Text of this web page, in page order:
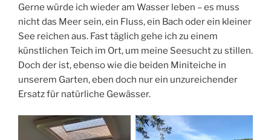
Gerne würde ich wieder am Wasser leben – es muss
nicht das Meer sein, ein Fluss, ein Bach oder ein kleiner
See reichen aus. Fast täglich gehe ich zu einem
künstlichen Teich im Ort, um meine Seesucht zu stillen.
Doch der ist, ebenso wie die beiden Miniteiche in
unserem Garten, eben doch nur ein unzureichender
Ersatz für natürliche Gewässer.